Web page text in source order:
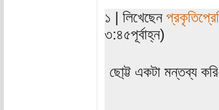
১ | লিখেছেন
৩:৪৫পূর্বাহ্ন)
ছো্ট্ট একটা মন্তব্য